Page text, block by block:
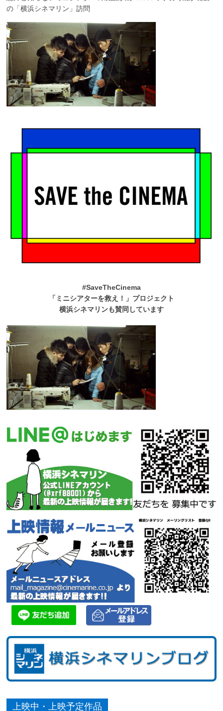
の「横浜シネマリン」訪問
#SaveTheCinema
「ミニシアターを救え！」プロジェクト
横浜シネマリンも賛同しています
上映中・上映予定作品